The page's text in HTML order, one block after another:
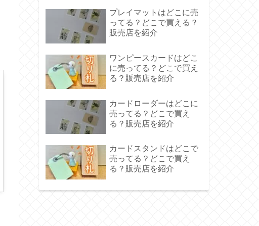
プレイマットはどこに売
ってる？どこで買える？
販売店を紹介
ワンピースカードはどこ
に売ってる？どこで買え
る？販売店を紹介
カードローダーはどこに
売ってる？どこで買え
る？販売店を紹介
カードスタンドはどこで
売ってる？どこで買え
る？販売店を紹介